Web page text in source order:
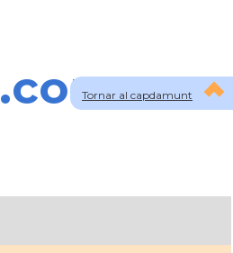
Tornar al capdamunt